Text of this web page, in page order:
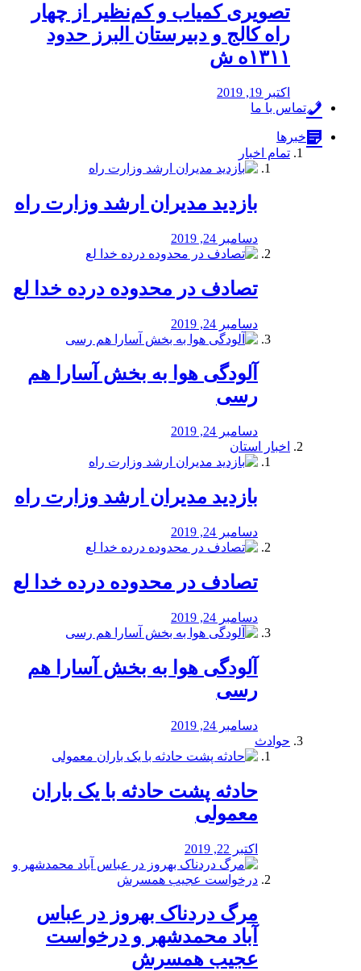
️تصویری کمیاب و کم‌نظیر از چهار
راه كالج و دبيرستان البرز حدود
۱۳۱۱ه ش
اکتبر 19, 2019
تماس با ما
خبرها
تمام اخبار
بازدید مدیران ارشد وزارت راه
دسامبر 24, 2019
تصادف در محدوده درده خدا لع
دسامبر 24, 2019
آلودگی هوا به بخش آسارا هم
رسی
دسامبر 24, 2019
اخبار استان
بازدید مدیران ارشد وزارت راه
دسامبر 24, 2019
تصادف در محدوده درده خدا لع
دسامبر 24, 2019
آلودگی هوا به بخش آسارا هم
رسی
دسامبر 24, 2019
حوادث
️حادثه پشت حادثه با یک باران
معمولی
اکتبر 22, 2019
مرگ دردناک بهروز در عباس
آباد محمدشهر و درخواست
عجیب همسرش